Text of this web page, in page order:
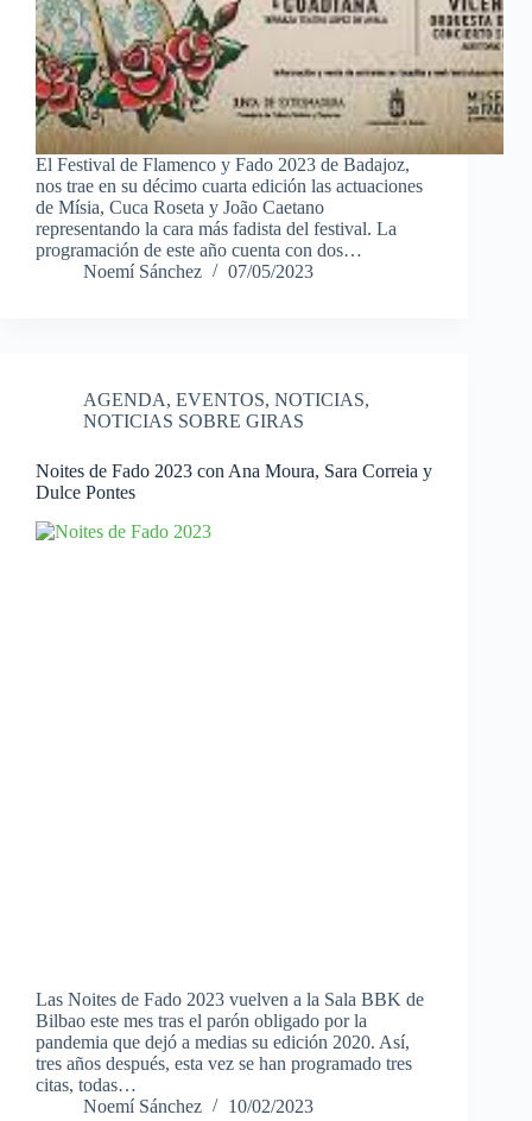
El Festival de Flamenco y Fado 2023 de Badajoz,
nos trae en su décimo cuarta edición las actuaciones
de Mísia, Cuca Roseta y João Caetano
representando la cara más fadista del festival. La
programación de este año cuenta con dos…
Noemí Sánchez
07/05/2023
AGENDA, EVENTOS, NOTICIAS,
NOTICIAS SOBRE GIRAS
Noites de Fado 2023 con Ana Moura, Sara Correia y
Dulce Pontes
Las Noites de Fado 2023 vuelven a la Sala BBK de
Bilbao este mes tras el parón obligado por la
pandemia que dejó a medias su edición 2020. Así,
tres años después, esta vez se han programado tres
citas, todas…
Noemí Sánchez
10/02/2023